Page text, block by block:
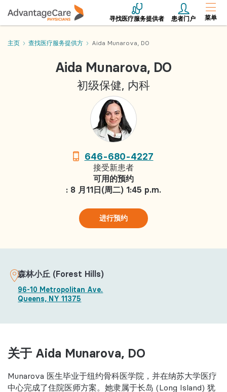
寻找医疗服务提供者 患者门户 菜单
主页 查找医疗服务提供方 Aida Munarova, DO
Aida Munarova, DO
初级保健, 内科
646-680-4227
接受新患者
可用的预约
: 8 月11日(周二) 1:45 p.m.
进行预约
森林小丘 (Forest Hills)
96-10 Metropolitan Ave.
Queens, NY 11375
关于 Aida Munarova, DO
Munarova 医生毕业于纽约骨科医学院，并在纳苏大学医疗
中心完成了住院医师方案。她隶属于长岛 (Long Island) 犹